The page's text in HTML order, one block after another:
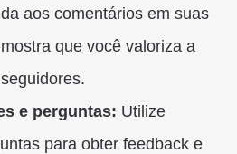
aos comentários em suas
que você valoriza a
e perguntas: Utilize
para obter feedback e